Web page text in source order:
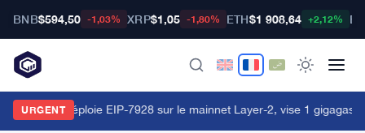
BNB$594,50 -1,03% XRP$1,05 -1,80% ETH$1 908,64 +2,12%
URGENT
Chain déploie EIP-7928 sur le mainnet Layer-2, vise 1 gigagas